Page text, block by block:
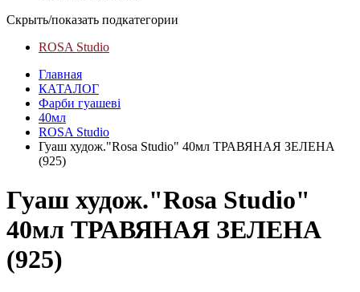
Скрыть/показать подкатегории
ROSA Studio
Главная
КАТАЛОГ
Фарби гуашеві
40мл
ROSA Studio
Гуаш худож."Rosa Studio" 40мл ТРАВЯНАЯ ЗЕЛЕНА
(925)
Гуаш худож."Rosa Studio"
40мл ТРАВЯНАЯ ЗЕЛЕНА
(925)